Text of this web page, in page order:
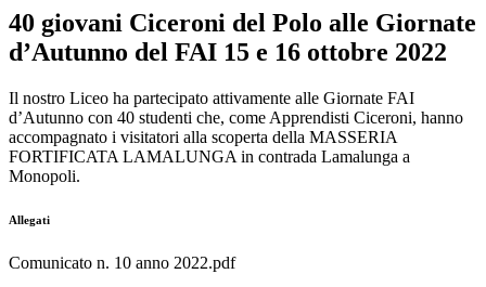
40 giovani Ciceroni del Polo alle Giornate
d’Autunno del FAI 15 e 16 ottobre 2022
Il nostro Liceo ha partecipato attivamente alle Giornate FAI
d’Autunno con 40 studenti che, come Apprendisti Ciceroni, hanno
accompagnato i visitatori alla scoperta della MASSERIA
FORTIFICATA LAMALUNGA in contrada Lamalunga a
Monopoli.
Allegati
Comunicato n. 10 anno 2022.pdf